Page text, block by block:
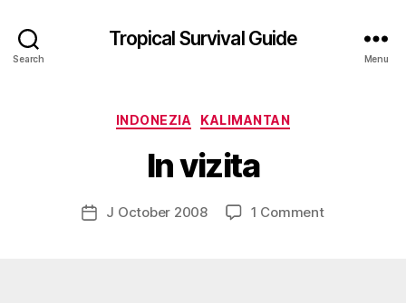
Search
Tropical Survival Guide
Menu
Categories
INDONEZIA KALIMANTAN
In vizita
Post
author
g
s
p
o
d
PostJ October 2008 1 Commenton